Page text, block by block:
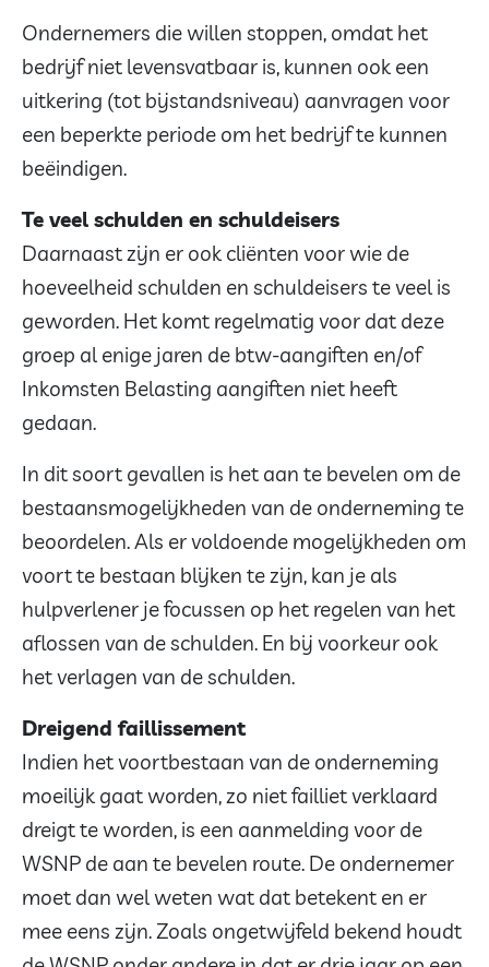
Ondernemers die willen stoppen, omdat het
bedrijf niet levensvatbaar is, kunnen ook een
uitkering (tot bijstandsniveau) aanvragen voor
een beperkte periode om het bedrijf te kunnen
beëindigen.
Te veel schulden en schuldeisers
Daarnaast zijn er ook cliënten voor wie de
hoeveelheid schulden en schuldeisers te veel is
geworden. Het komt regelmatig voor dat deze
groep al enige jaren de btw-aangiften en/of
Inkomsten Belasting aangiften niet heeft
gedaan.
In dit soort gevallen is het aan te bevelen om de
bestaansmogelijkheden van de onderneming te
beoordelen. Als er voldoende mogelijkheden om
voort te bestaan blijken te zijn, kan je als
hulpverlener je focussen op het regelen van het
aflossen van de schulden. En bij voorkeur ook
het verlagen van de schulden.
Dreigend faillissement
Indien het voortbestaan van de onderneming
moeilijk gaat worden, zo niet failliet verklaard
dreigt te worden, is een aanmelding voor de
WSNP de aan te bevelen route. De ondernemer
moet dan wel weten wat dat betekent en er
mee eens zijn. Zoals ongetwijfeld bekend houdt